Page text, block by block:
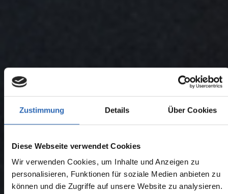
Zustimmung Details Über Cookies
Diese Webseite verwendet Cookies
Wir verwenden Cookies, um Inhalte und Anzeigen zu
personalisieren, Funktionen für soziale Medien anbieten zu
können und die Zugriffe auf unsere Website zu analysieren.